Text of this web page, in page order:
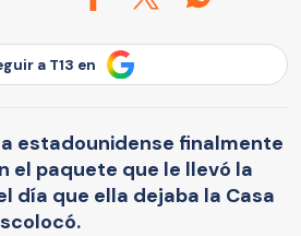
a T13 en
estadounidense finalmente
el paquete que le llevó la
día que ella dejaba la Casa